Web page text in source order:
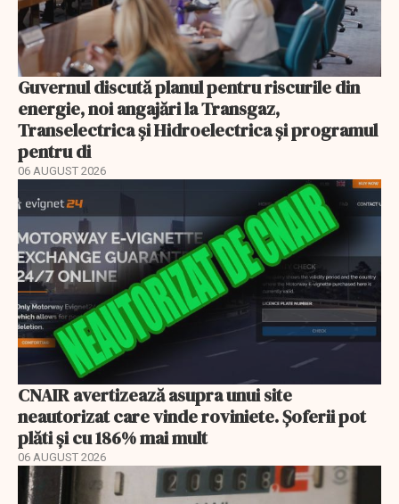
Guvernul discută planul pentru riscurile din
energie, noi angajări la Transgaz,
Transelectrica și Hidroelectrica și programul
pentru di
06 AUGUST 2026
CNAIR avertizează asupra unui site
neautorizat care vinde roviniete. Șoferii pot
plăti și cu 186% mai mult
06 AUGUST 2026